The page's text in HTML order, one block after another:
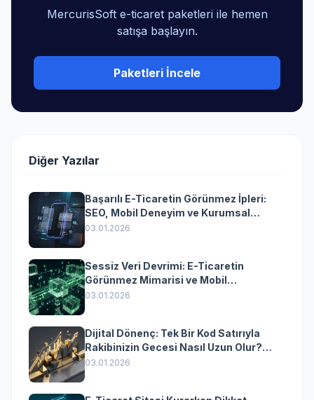
MercurisSoft e-ticaret paketleri ile hemen
satışa başlayın.
Paketleri İncele
Diğer Yazılar
Başarılı E-Ticaretin Görünmez İpleri:
SEO, Mobil Deneyim ve Kurumsal
Yazılımın Kazandıran Senkronizasyonu
03.01.2026
Sessiz Veri Devrimi: E-Ticaretin
Görünmez Mimarisi ve Mobil
Dönüşümün Kurumsal Anahtarı
03.01.2026
Dijital Dönenç: Tek Bir Kod Satırıyla
Rakibinizin Gecesi Nasıl Uzun Olur?
(Kurumsal Yazılımın Güçlü Rolü)
03.01.2026